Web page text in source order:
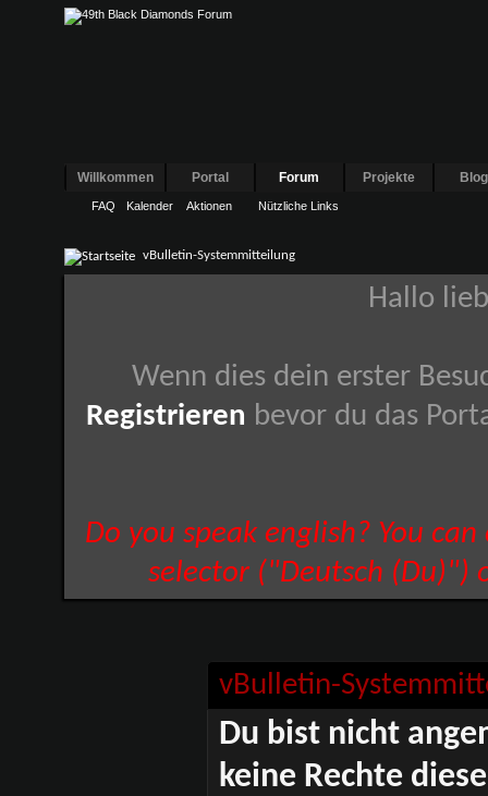
Willkommen Portal Forum
FAQ Kalender Aktionen Nützliche Links
Projekte
vBulletin-Systemmitteilung
Hallo
Wenn dies dein erster
Registrieren bevor du das
Do you speak english? You
selector ("Deutsch (Du)")
vBulletin-
Du bist nicht
keine Rechte